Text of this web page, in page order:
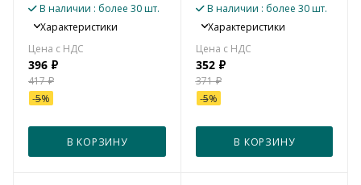
В наличии : более 30 шт.
Характеристики
396 ₽
417₽
-5%
В КОРЗИНУ
В наличии : более 30 шт.
Характеристики
352₽
371₽
-5%
В КОРЗИНУ